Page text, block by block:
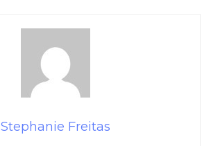
Stephanie Freitas